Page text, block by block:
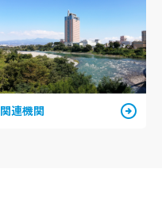
関連機関 arrow_circle_right